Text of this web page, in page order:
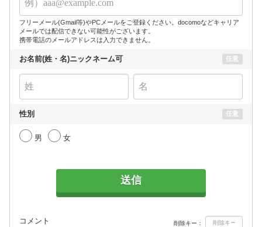
フリーメール(Gmail等)やPCメールをご登録ください。docomoなどキャリア
メールでは配信できない可能性がございます。
携帯電話のメールアドレスは入力できません。
お名前(姓・名)ニックネーム可 任意
性別 任意
男 女
送信
コメント 削除キー：